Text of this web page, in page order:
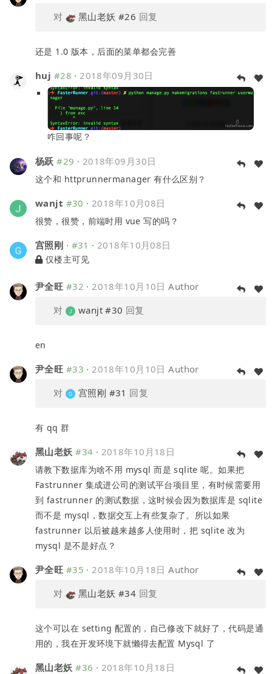
对 黑山老妖 #26 回复
还是 1.0 版本，后面的菜单都会完善
huj #28 · 2018年09月30日
咋回事呢？
杨跃 #29 · 2018年09月30日
这个和 httprunnermanager 有什么区别？
wanjt #30 · 2018年10月08日
很赞，很赞，前端时用 vue 写的吗？
宫照刚 · #31 · 2018年10月08日
仅楼主可见
尹全旺 #32 · 2018年10月10日 Author
对
wanjt #30 回复
en
尹全旺 #33 · 2018年10月10日 Author
对
宫照刚 #31 回复
有 qq 群
黑山老妖 #34 · 2018年10月18日
请教下数据库为啥不用 mysql 而是 sqlite 呢。如果把
Fastrunner 集成进公司的测试平台项目里，有时候需要用
到 fastrunner 的测试数据，这时候会因为数据库是 sqlite
而不是 mysql，数据交互上有些复杂了。所以如果
fastrunner 以后被越来越多人使用时，把 sqlite 改为
mysql 是不是好点？
尹全旺 #35 · 2018年10月18日 Author
对
黑山老妖 #34 回复
这个可以在 setting 配置的，自己修改下就好了，代码是通
用的，我在开发环境下就懒得去配置 Mysql 了
黑山老妖 #36 · 2018年10月18日